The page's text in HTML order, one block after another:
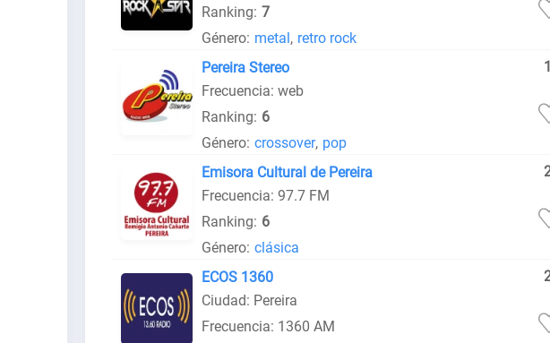
Ranking: 7
Género: metal, retro rock
Pereira Stereo
Frecuencia: web
Ranking: 6
Género: crossover, pop
Emisora Cultural de Pereira
Frecuencia: 97.7 FM
Ranking: 6
Género: clásica
ECOS 1360
Ciudad: Pereira
Frecuencia: 1360 AM